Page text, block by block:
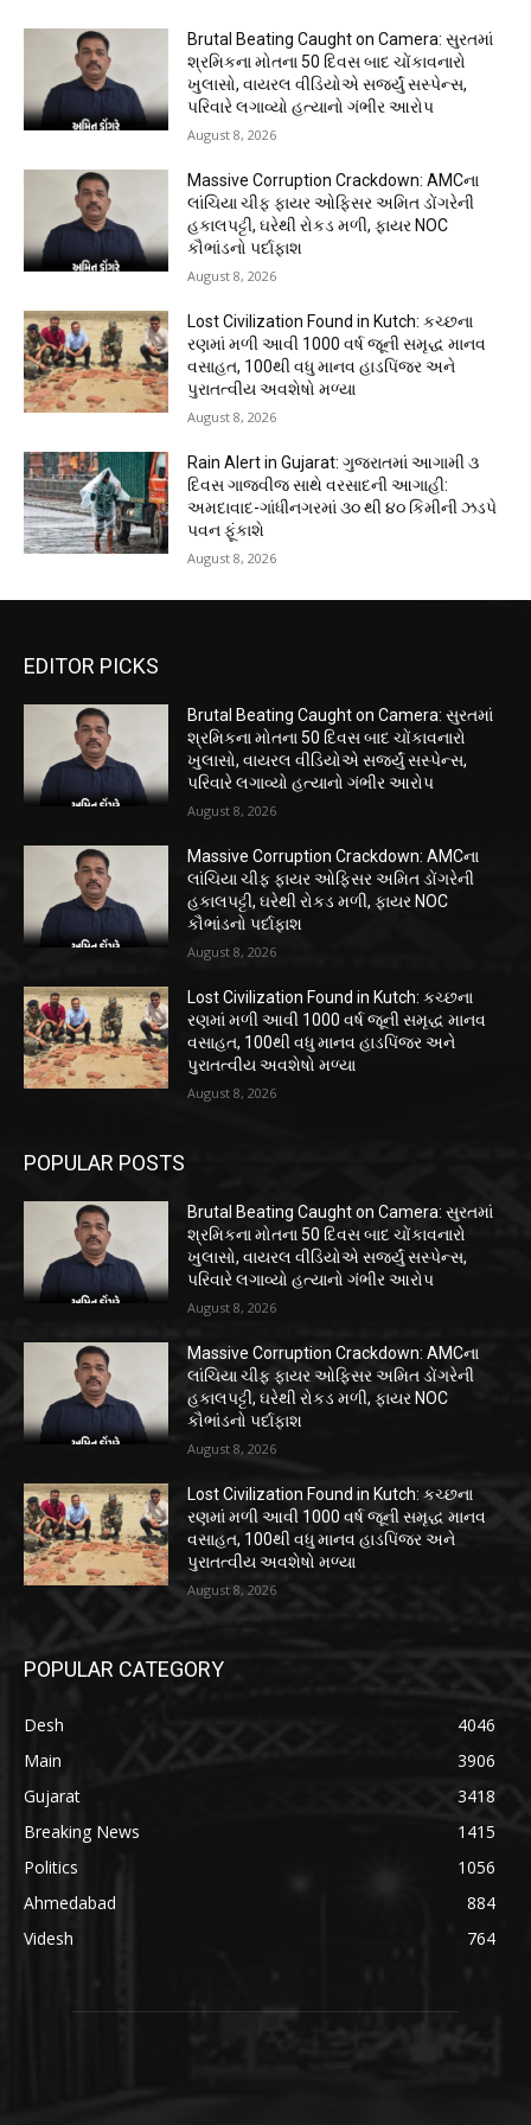
Brutal Beating Caught on Camera: સુરતમાં
શ્રમિકના મોતના 50 દિવસ બાદ ચોંકાવનારો
ખુલાસો, વાયરલ વીડિયોએ સર્જ્યું સસ્પેન્સ,
પરિવારે લગાવ્યો હત્યાનો ગંભીર આરોપ
August 8, 2026
Massive Corruption Crackdown: AMCના
લાંચિયા ચીફ ફાયર ઓફિસર અમિત ડોંગરેની
હકાલપટ્ટી, ઘરેથી રોકડ મળી, ફાયર NOC
કૌભાંડનો પર્દાફાશ
August 8, 2026
Lost Civilization Found in Kutch: કચ્છના
રણમાં મળી આવી 1000 વર્ષ જૂની સમૃદ્ધ માનવ
વસાહત, 100થી વધુ માનવ હાડપિંજર અને
પુરાતત્વીય અવશેષો મળ્યા
August 8, 2026
Rain Alert in Gujarat: ગુજરાતમાં આગામી ૩
દિવસ ગાજવીજ સાથે વરસાદની આગાહી:
અમદાવાદ-ગાંધીનગરમાં ૩૦ થી ૪૦ કિમીની ઝડપે
પવન ફૂંકાશે
August 8, 2026
EDITOR PICKS
Brutal Beating Caught on Camera: સુરતમાં
શ્રમિકના મોતના 50 દિવસ બાદ ચોંકાવનારો
ખુલાસો, વાયરલ વીડિયોએ સર્જ્યું સસ્પેન્સ,
પરિવારે લગાવ્યો હત્યાનો ગંભીર આરોપ
August 8, 2026
Massive Corruption Crackdown: AMCના
લાંચિયા ચીફ ફાયર ઓફિસર અમિત ડોંગરેની
હકાલપટ્ટી, ઘરેથી રોકડ મળી, ફાયર NOC
કૌભાંડનો પર્દાફાશ
August 8, 2026
Lost Civilization Found in Kutch: કચ્છના
રણમાં મળી આવી 1000 વર્ષ જૂની સમૃદ્ધ માનવ
વસાહત, 100થી વધુ માનવ હાડપિંજર અને
પુરાતત્વીય અવશેષો મળ્યા
August 8, 2026
POPULAR POSTS
Brutal Beating Caught on Camera: સુરતમાં
શ્રમિકના મોતના 50 દિવસ બાદ ચોંકાવનારો
ખુલાસો, વાયરલ વીડિયોએ સર્જ્યું સસ્પેન્સ,
પરિવારે લગાવ્યો હત્યાનો ગંભીર આરોપ
August 8, 2026
Massive Corruption Crackdown: AMCના
લાંચિયા ચીફ ફાયર ઓફિસર અમિત ડોંગરેની
હકાલપટ્ટી, ઘરેથી રોકડ મળી, ફાયર NOC
કૌભાંડનો પર્દાફાશ
August 8, 2026
Lost Civilization Found in Kutch: કચ્છના
રણમાં મળી આવી 1000 વર્ષ જૂની સમૃદ્ધ માનવ
વસાહત, 100થી વધુ માનવ હાડપિંજર અને
પુરાતત્વીય અવશેષો મળ્યા
August 8, 2026
POPULAR CATEGORY
Desh
4046
Main
3906
Gujarat
3418
Breaking News
1415
Politics
1056
Ahmedabad
884
Videsh
764